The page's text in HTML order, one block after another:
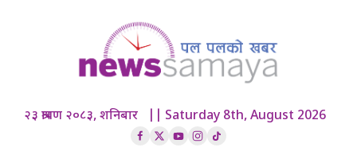
२३ श्रावण २०८३, शनिबार || Saturday 8th, August 2026